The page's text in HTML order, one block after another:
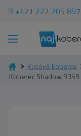
+421 222 205 857
Kusové koberce
Koberec Shadow